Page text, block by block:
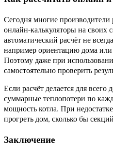
Сегодня многие производители
онлайн-калькуляторы на своих
автоматический расчёт не
например ориентацию дома или
Поэтому даже при
самостоятельно проверить
Если расчёт делается для
суммарные теплопотери по
мощность котла. При
прогреть дом, сколько бы
Заключение